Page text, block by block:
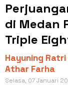
di Medan
Triple
Hayuning Ratri
Athar Farha
Selasa, 07 Januari